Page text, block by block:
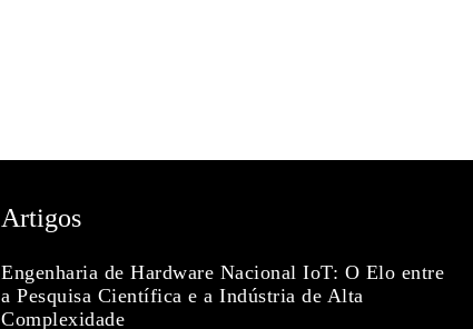
Artigos
Engenharia de Hardware Nacional IoT: O Elo entre
a Pesquisa Científica e a Indústria de Alta
Complexidade